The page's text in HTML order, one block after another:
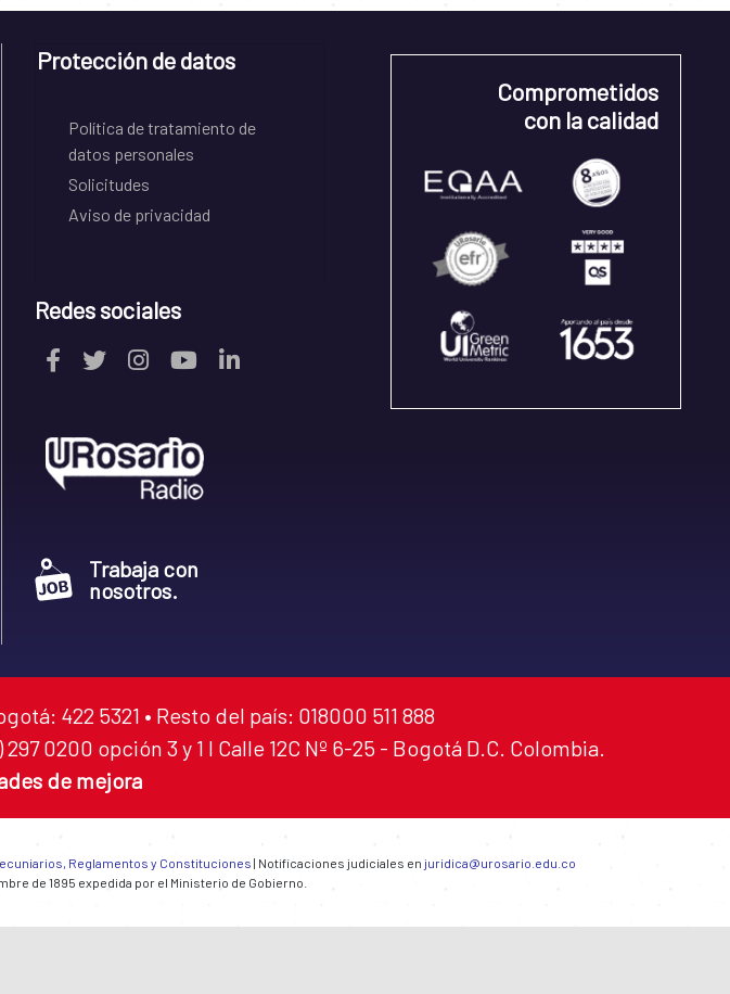
Protección de datos
Política de tratamiento de
datos personales
Solicitudes
Aviso de privacidad
Redes sociales
Trabaja con
nosotros.
Comprometidos
con la calidad
422 5321 • Resto del país: 018000 511 888
0200 opción 3 y 1 I Calle 12C Nº 6-25 - Bogotá D.C. Colombia.
de mejora
Reglamentos y Constituciones | Notificaciones judiciales en juridica@urosario.edu.co
de 1895 expedida por el Ministerio de Gobierno.